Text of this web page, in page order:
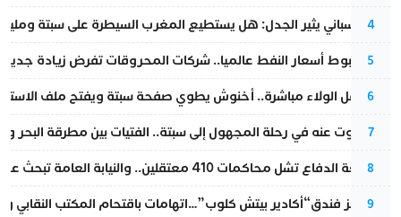
4
تقرير إسباني يثير الجدل: هل يستطيع المغرب السيطرة على سبتة
5
رغم هبوط أسعار النفط عالميا.. شركات المحروقات تفرض زيادة
6
بعد حفل الولاء مباشرة.. أخنوش يطوي صفحة سبتة ويفتح ملف
7
المسكوت عنه في رحلة المجهول إلى سبتة.. الفتيات بين مطرقة البحر
8
مقاطعة الدفاع تشل محاكمات 410 معتقلين.. والنيابة العامة تبحث عن حل قانوني
9
أزمة تهز فندق“أكادير بيتش كلوب”…اتهامات باقتحام المكتب النقابي